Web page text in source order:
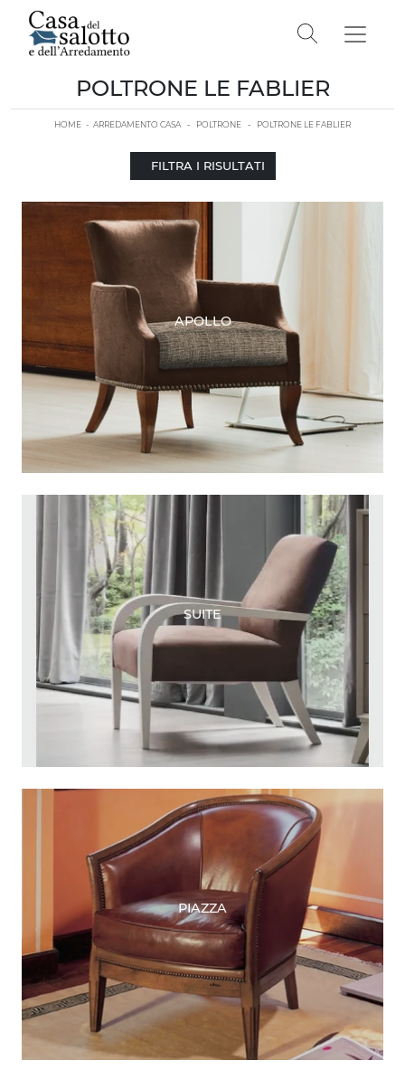
POLTRONE LE FABLIER
HOME - ARREDAMENTO CASA - POLTRONE - POLTRONE LE FABLIER
FILTRA I RISULTATI
APOLLO
SUITE
PIAZZA